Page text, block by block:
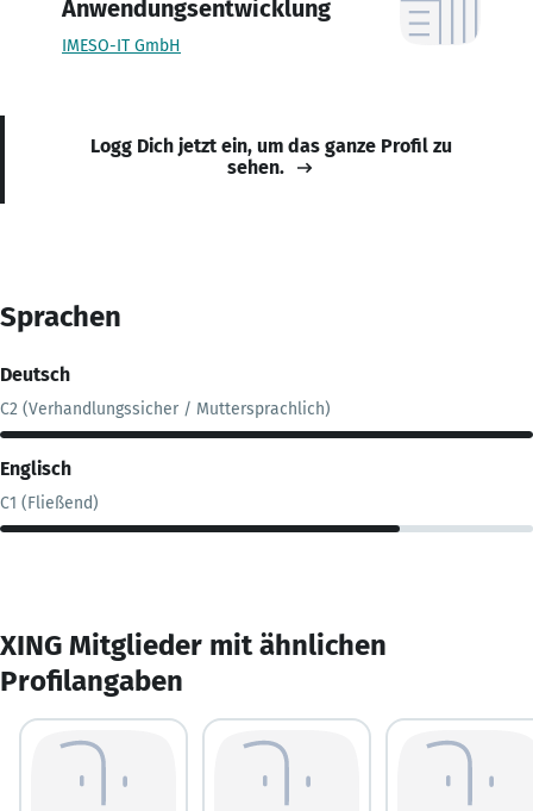
Anwendungsentwicklung
IMESO-IT GmbH
Logg Dich jetzt ein, um das ganze Profil zu
sehen.
Sprachen
Deutsch
C2 (Verhandlungssicher / Muttersprachlich)
Englisch
C1 (Fließend)
XING Mitglieder mit ähnlichen
Profilangaben